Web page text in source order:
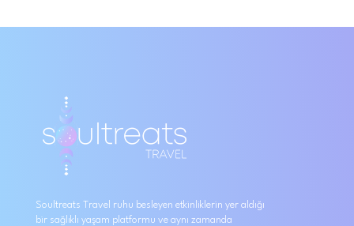
Soultreats Travel ruhu besleyen etkinliklerin yer aldığı
bir sağlıklı yaşam platformu ve aynı zamanda